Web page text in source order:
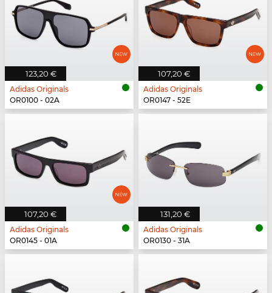
123,20 €
Adidas Originals
OR0100 - 02A
107,20 €
Adidas Originals
OR0147 - 52E
107,20 €
Adidas Originals
OR0145 - 01A
131,20 €
Adidas Originals
OR0130 - 31A